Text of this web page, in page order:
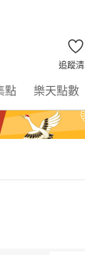
追蹤
點 樂天點數